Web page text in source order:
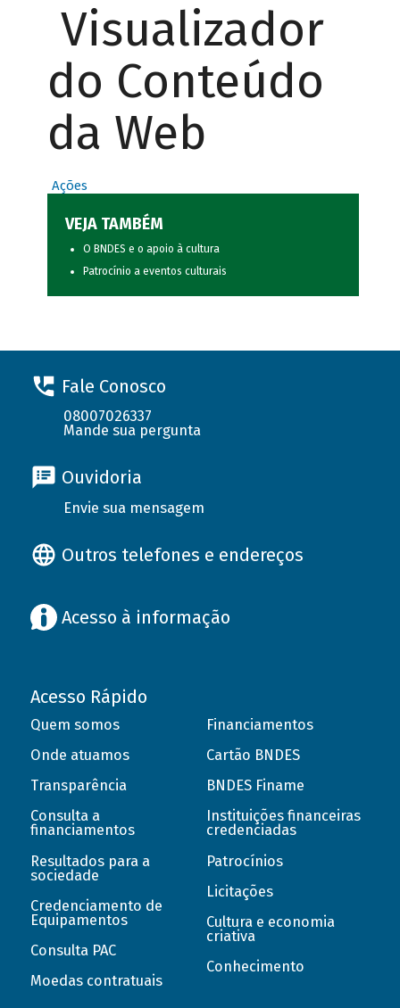
Visualizador
do Conteúdo
da Web
Ações
VEJA TAMBÉM
O BNDES e o apoio à cultura
Patrocínio a eventos culturais
Fale Conosco
08007026337
Mande sua pergunta
Ouvidoria
Envie sua mensagem
Outros telefones e endereços
Acesso à informação
Acesso Rápido
Quem somos
Onde atuamos
Transparência
Consulta a
financiamentos
Resultados para a
sociedade
Credenciamento de
Equipamentos
Consulta PAC
Moedas contratuais
Financiamentos
Cartão BNDES
BNDES Finame
Instituições financeiras
credenciadas
Patrocínios
Licitações
Cultura e economia
criativa
Conhecimento